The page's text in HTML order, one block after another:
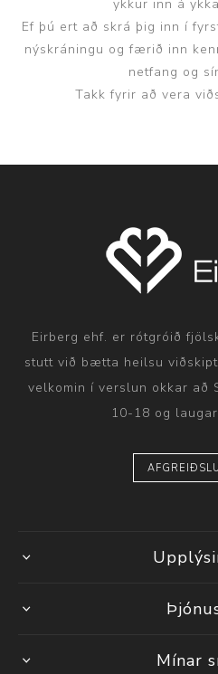
ykkur inn á
Ef þú ert að skrá þig inn í
nýskráningu og færið inn
netfang og
Takk fyrir að vera
Eirberg ehf. er rótgróið
stutt við bætta heilsu
velkomin í verslun okkar að
10-18 og
Mínar